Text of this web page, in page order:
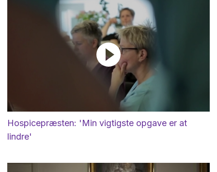
Hospicepræsten: 'Min vigtigste opgave er at
lindre'